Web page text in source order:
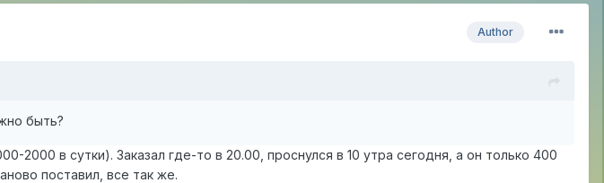
Author
быть?
2000 в сутки). Заказал где-то в 20.00, проснулся в 10 утра сегодня, а он только 400
поставил, все так же.